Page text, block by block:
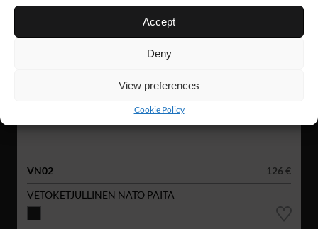
Accept
Deny
View preferences
Cookie Policy
VN02
126 €
VETOKETJULLINEN NATO PAITA